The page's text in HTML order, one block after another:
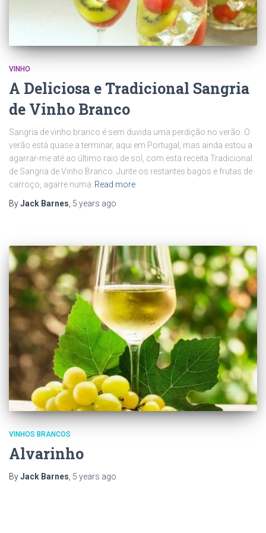
VINHO
A Deliciosa e Tradicional Sangria
de Vinho Branco
Sangria de vinho branco é sem duvida uma perdição no verão. O
verão está quase a terminar, aqui em Portugal, mas ainda estou a
agarrar-me até ao último raio de sol, com esta receita Tradicional
de Sangria de Vinho Branco. Junte os restantes bagos e frutas de
carroço, agarre numa Read more
ByJack Barnes 5 years ago
VINHOS BRANCOS
Alvarinho
ByJack Barnes, 5 years ago